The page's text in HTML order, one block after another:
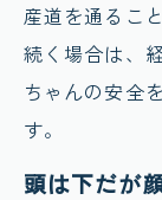
産道を通るこ
続く場合は、
ちゃんの安全
す。
頭は下だが